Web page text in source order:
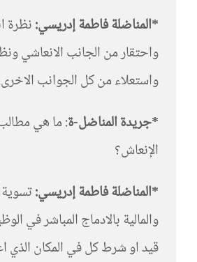
*المناضلة فاطمة إدريسي:نظرة
واحتقار من الجانب الانعاشي
واستعلاء من كل الجوانب
*جريدة المناضل-ة: ما هي
الإنعاش؟
*المناضلة فاطمة إدريسي:تسوية
والمالية بالادماج المباشر في
قيد او شرط كل في المكان الذي